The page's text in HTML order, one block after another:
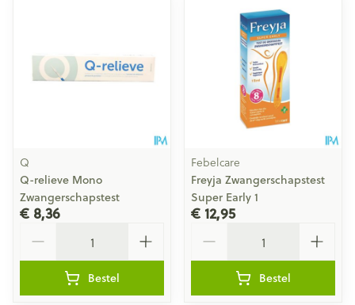
Q
Q-relieve Mono
Zwangerschapstest
€ 8,36
Bestel
Febelcare
Freyja Zwangerschapstest
Super Early 1
€ 12,95
Bestel